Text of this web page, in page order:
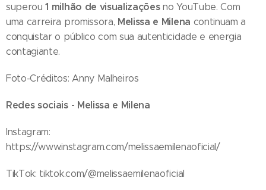
superou1 milhão de visualizaçõesno YouTube. Com
uma carreira promissora, Melissa e Milena continuam a
conquistar o público com sua autenticidade e energia
contagiante.
Foto-Créditos: Anny Malheiros
Redes sociais - Melissa e Milena
Instagram:
https://www.instagram.com/melissaemilenaoficial/
TikTok: tiktok.com/@melissaemilenaoficial